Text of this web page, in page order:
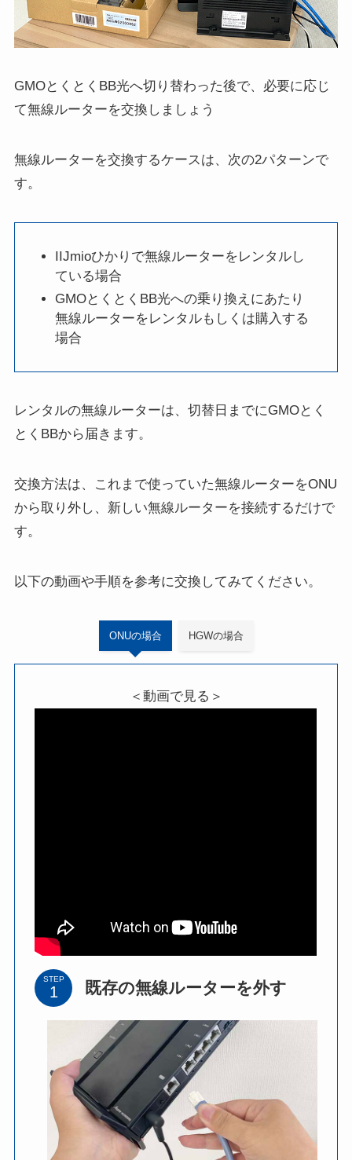
GMOとくとくBB光へ切り替わった後で、必要に応じ
て無線ルーターを交換しましょう
無線ルーターを交換するケースは、次の2パターンで
す。
IIJmioひかりで無線ルーターをレンタルし
ている場合
GMOとくとくBB光への乗り換えにあたり
無線ルーターをレンタルもしくは購入する
場合
レンタルの無線ルーターは、切替日までにGMOとく
とくBBから届きます。
交換方法は、これまで使っていた無線ルーターをONU
から取り外し、新しい無線ルーターを接続するだけで
す。
以下の動画や手順を参考に交換してみてください。
ONUの場合 HGWの場合
＜動画で見る＞
STEP 既存の無線ルーターを外す